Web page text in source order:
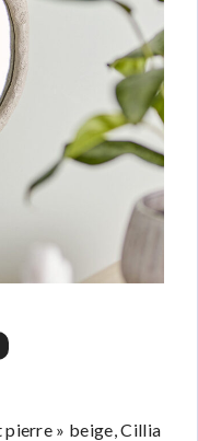
» beige, Cillia